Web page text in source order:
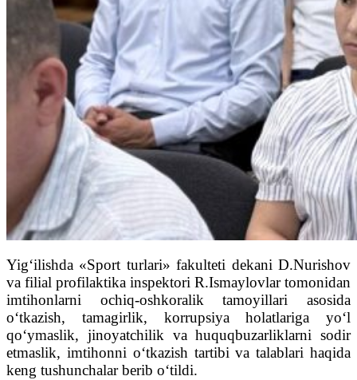
Yig‘ilishda «Sport turlari» fakulteti dekani D.Nurishov
va filial profilaktika inspektori R.Ismaylovlar tomonidan
imtihonlarni ochiq-oshkoralik tamoyillari asosida
o‘tkazish, tamagirlik, korrupsiya holatlariga yo‘l
qo‘ymaslik, jinoyatchilik va huquqbuzarliklarni sodir
etmaslik, imtihonni o‘tkazish tartibi va talablari haqida
keng tushunchalar berib o‘tildi.